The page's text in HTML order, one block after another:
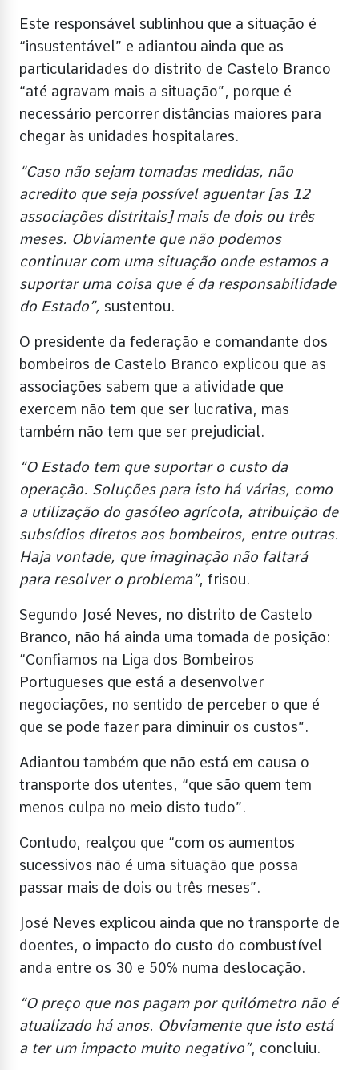
Este responsável sublinhou que a situação é
“insustentável” e adiantou ainda que as
particularidades do distrito de Castelo Branco
“até agravam mais a situação”, porque é
necessário percorrer distâncias maiores para
chegar às unidades hospitalares.
“Caso não sejam tomadas medidas, não
acredito que seja possível aguentar [as 12
associações distritais] mais de dois ou três
meses. Obviamente que não podemos
continuar com uma situação onde estamos a
suportar uma coisa que é da responsabilidade
do Estado”, sustentou.
O presidente da federação e comandante dos
bombeiros de Castelo Branco explicou que as
associações sabem que a atividade que
exercem não tem que ser lucrativa, mas
também não tem que ser prejudicial.
“O Estado tem que suportar o custo da
operação. Soluções para isto há várias, como
a utilização do gasóleo agrícola, atribuição de
subsídios diretos aos bombeiros, entre outras.
Haja vontade, que imaginação não faltará
para resolver o problema”, frisou.
Segundo José Neves, no distrito de Castelo
Branco, não há ainda uma tomada de posição:
“Confiamos na Liga dos Bombeiros
Portugueses que está a desenvolver
negociações, no sentido de perceber o que é
que se pode fazer para diminuir os custos”.
Adiantou também que não está em causa o
transporte dos utentes, “que são quem tem
menos culpa no meio disto tudo”.
Contudo, realçou que “com os aumentos
sucessivos não é uma situação que possa
passar mais de dois ou três meses”.
José Neves explicou ainda que no transporte de
doentes, o impacto do custo do combustível
anda entre os 30 e 50% numa deslocação.
“O preço que nos pagam por quilómetro não é
atualizado há anos. Obviamente que isto está
a ter um impacto muito negativo”, concluiu.